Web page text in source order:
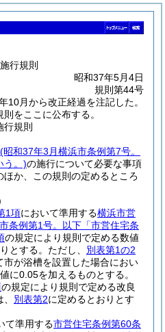
行規則
昭和37年5月4日
規則第44号
月から改正経過を注記した。
をここに公布する。
規則
(昭和37年3月横浜市条例第7号。
う。)の施行について必要な事項
か、この規則の定めるところ
1項において準用する横浜市営
条例第1号。以下「市営住宅条
の規定により規則で定める数値
とする。 ただし、 別表第1の2
市が浴槽を設置した場合におい
に0.05を加えるものとする。
の規定により規則で定める改良
別表第2に定めるとおりとす
て準用する市営住宅条例第60条